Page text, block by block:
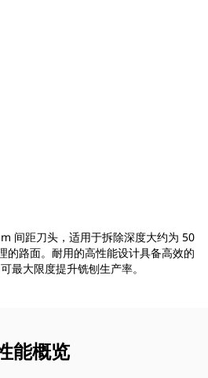
间距刀头，适用于拆除深度大约为 50
的路面。耐用的高性能设计具备高效的
最大限度提升铣刨生产率。
能概览